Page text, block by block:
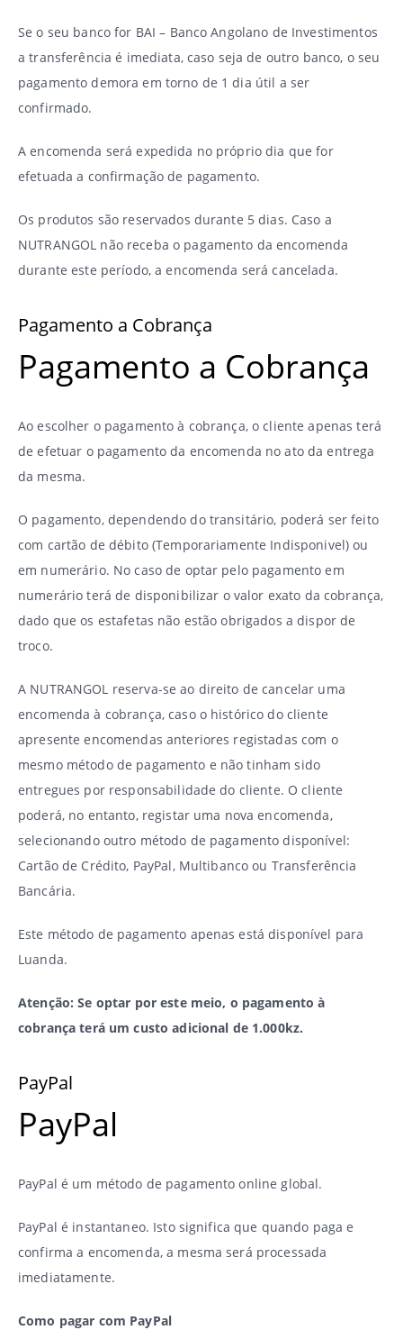
Se o seu banco for BAI – Banco Angolano de Investimentos
a transferência é imediata, caso seja de outro banco, o seu
pagamento demora em torno de 1 dia útil a ser
confirmado.
A encomenda será expedida no próprio dia que for
efetuada a confirmação de pagamento.
Os produtos são reservados durante 5 dias. Caso a
NUTRANGOL não receba o pagamento da encomenda
durante este período, a encomenda será cancelada.
Pagamento a Cobrança
Pagamento a Cobrança
Ao escolher o pagamento à cobrança, o cliente apenas terá
de efetuar o pagamento da encomenda no ato da entrega
da mesma.
O pagamento, dependendo do transitário, poderá ser feito
com cartão de débito (Temporariamente Indisponivel) ou
em numerário. No caso de optar pelo pagamento em
numerário terá de disponibilizar o valor exato da cobrança,
dado que os estafetas não estão obrigados a dispor de
troco.
A NUTRANGOL reserva-se ao direito de cancelar uma
encomenda à cobrança, caso o histórico do cliente
apresente encomendas anteriores registadas com o
mesmo método de pagamento e não tinham sido
entregues por responsabilidade do cliente. O cliente
poderá, no entanto, registar uma nova encomenda,
selecionando outro método de pagamento disponível:
Cartão de Crédito, PayPal, Multibanco ou Transferência
Bancária.
Este método de pagamento apenas está disponível para
Luanda.
Atenção: Se optar por este meio, o pagamento à
cobrança terá um custo adicional de 1.000kz.
PayPal
PayPal
PayPal é um método de pagamento online global.
PayPal é instantaneo. Isto significa que quando paga e
confirma a encomenda, a mesma será processada
imediatamente.
Como pagar com PayPal